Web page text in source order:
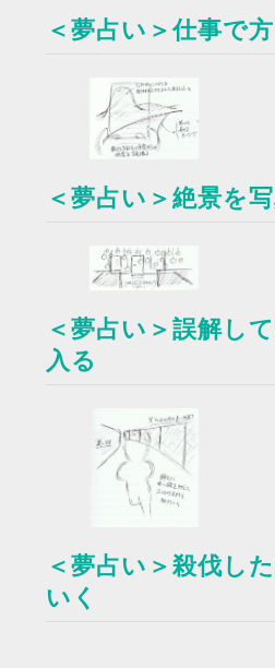
＜夢占い＞仕事で
＜夢占い＞絶景を
＜夢占い＞誤解し
入る
＜夢占い＞殺伐し
いく